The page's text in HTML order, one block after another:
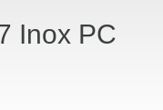
Inox PC